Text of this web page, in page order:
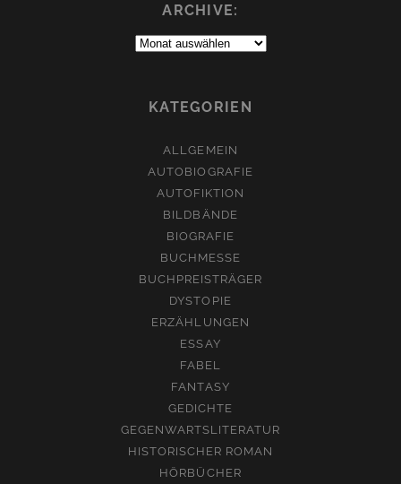
ARCHIVE:
Archive:
KATEGORIEN
ALLGEMEIN
AUTOBIOGRAFIE
AUTOFIKTION
BILDBÄNDE
BIOGRAFIE
BUCHMESSE
BUCHPREISTRÄGER
DYSTOPIE
ERZÄHLUNGEN
ESSAY
FABEL
FANTASY
GEDICHTE
GEGENWARTSLITERATUR
HISTORISCHER ROMAN
HÖRBÜCHER